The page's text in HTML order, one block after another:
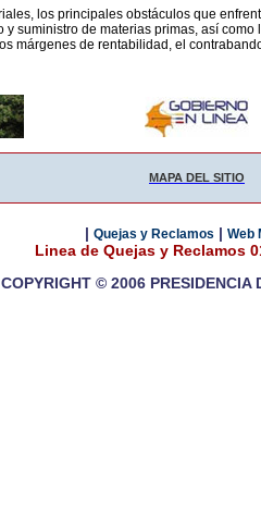
los principales obstáculos que
y suministro de materias primas, así
márgenes de rentabilidad, el
MAPA DEL SITIO
| Quejas y Reclamos | Web
Linea de Quejas y Reclamos
COPYRIGHT © 2006 PRESIDENCIA